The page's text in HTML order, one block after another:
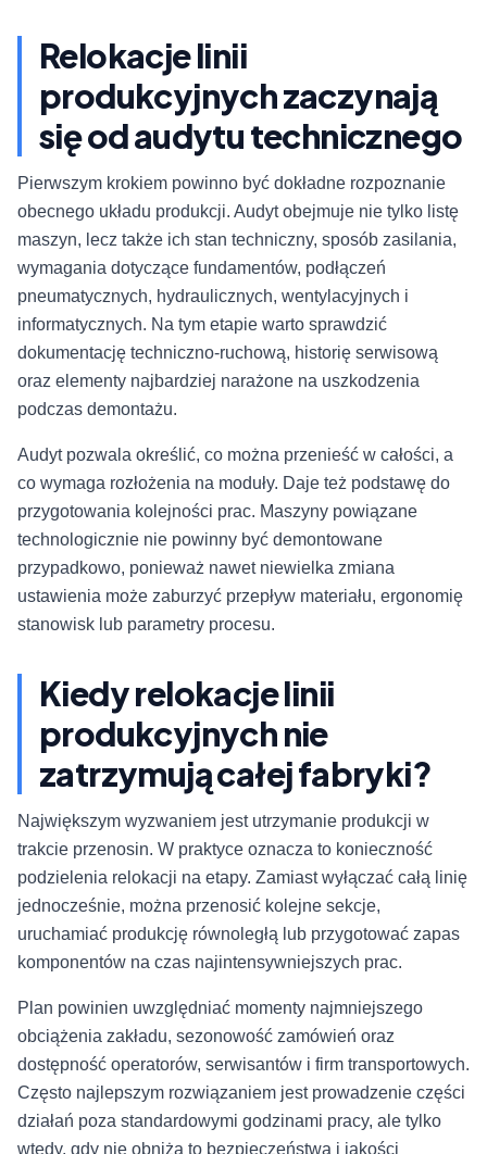
Relokacje linii
produkcyjnych zaczynają
się od audytu technicznego
Pierwszym krokiem powinno być dokładne rozpoznanie
obecnego układu produkcji. Audyt obejmuje nie tylko listę
maszyn, lecz także ich stan techniczny, sposób zasilania,
wymagania dotyczące fundamentów, podłączeń
pneumatycznych, hydraulicznych, wentylacyjnych i
informatycznych. Na tym etapie warto sprawdzić
dokumentację techniczno-ruchową, historię serwisową
oraz elementy najbardziej narażone na uszkodzenia
podczas demontażu.
Audyt pozwala określić, co można przenieść w całości, a
co wymaga rozłożenia na moduły. Daje też podstawę do
przygotowania kolejności prac. Maszyny powiązane
technologicznie nie powinny być demontowane
przypadkowo, ponieważ nawet niewielka zmiana
ustawienia może zaburzyć przepływ materiału, ergonomię
stanowisk lub parametry procesu.
Kiedy relokacje linii
produkcyjnych nie
zatrzymują całej fabryki?
Największym wyzwaniem jest utrzymanie produkcji w
trakcie przenosin. W praktyce oznacza to konieczność
podzielenia relokacji na etapy. Zamiast wyłączać całą linię
jednocześnie, można przenosić kolejne sekcje,
uruchamiać produkcję równoległą lub przygotować zapas
komponentów na czas najintensywniejszych prac.
Plan powinien uwzględniać momenty najmniejszego
obciążenia zakładu, sezonowość zamówień oraz
dostępność operatorów, serwisantów i firm transportowych.
Często najlepszym rozwiązaniem jest prowadzenie części
działań poza standardowymi godzinami pracy, ale tylko
wtedy, gdy nie obniża to bezpieczeństwa i jakości